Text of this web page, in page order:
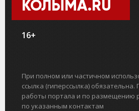
КОЛЫМА.RU
16+
При полном или частичном
ссылка (гиперссылка)
работы портала и по размещению
по указанным контактам